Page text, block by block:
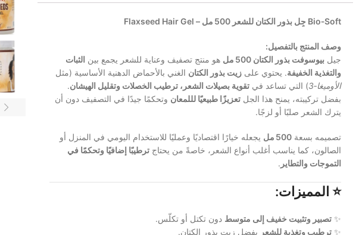
Bio‑Soft جِل بذور الكتان للشعر 500 مل – Flaxseed Hair Gel
وصف المنتج بالتفصيل:
جيل بيوسوفت بذور الكتان 500 مل هو منتج تصفيف وعناية للشعر يجمع بين الثبات
والتغذية الخفيفة. يحتوي على زيت بذور الكتان الغني بالأحماض الدهنية الأساسية (مثل
الأوميغا‑3 ) التي تساعد في تقوية بصيلات الشعر، ترطيب الخصلات وتقليل الهيشان.
بفضل تركيبته، يمنح هذا الجل تعزيزًا طبيعيًا لللمعان وتحكمًا جيدًا في التصفيف دون أن
يترك الشعر صلبًا أو لزجًا.
تصميمه بسعة 500 مل
يجعله خيارًا اقتصاديًا وعمليًا للاستخدام اليومي في المنزل أو
الصالون، كما يناسب أغلب أنواع الشعر، خاصةً من يحتاج ترطيبًا إضافيًا وتحكمًا في
التموجات والتطاير .
⭐ المميزات:
✨ تصبير وتثبيت خفيف إلى متوسط دون تكتل أو تكلّس.
✨ ترطيب وتغذية للشعر بفضل زيت بذور الكتان.